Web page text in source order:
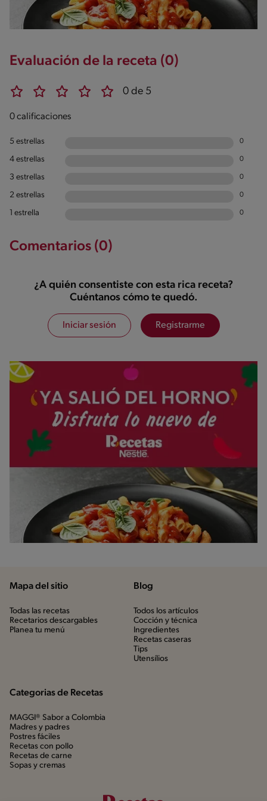
Evaluación de la receta (0)
0 de 5
0 calificaciones
5 estrellas 0
4 estrellas 0
3 estrellas 0
2 estrellas 0
1 estrella 0
Comentarios (0)
¿A quién consentiste con esta rica receta?
Cuéntanos cómo te quedó.
Iniciar sesión Registrarme
Mapa del sitio
Todas las recetas
Recetarios descargables
Planea tu menú
Blog
Todos los artículos
Cocción y técnica
Ingredientes
Recetas caseras
Tips
Utensílios
Categorias de Recetas
MAGGI® Sabor a Colombia
Madres y padres
Postres fáciles
Recetas con pollo
Recetas de carne
Sopas y cremas